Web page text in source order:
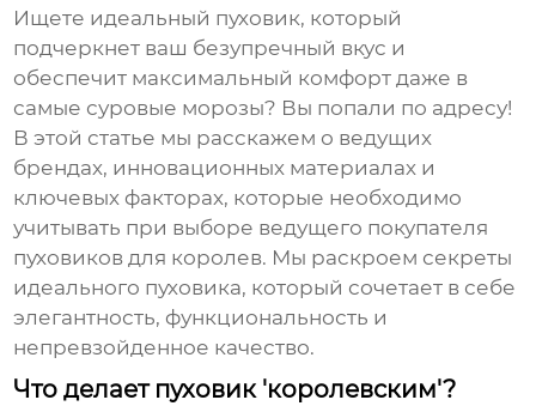
Ищете идеальный пуховик, который
подчеркнет ваш безупречный вкус и
обеспечит максимальный комфорт даже в
самые суровые морозы? Вы попали по адресу!
В этой статье мы расскажем о ведущих
брендах, инновационных материалах и
ключевых факторах, которые необходимо
учитывать при выборе ведущего покупателя
пуховиков для королев. Мы раскроем секреты
идеального пуховика, который сочетает в себе
элегантность, функциональность и
непревзойденное качество.
Что делает пуховик 'королевским'?